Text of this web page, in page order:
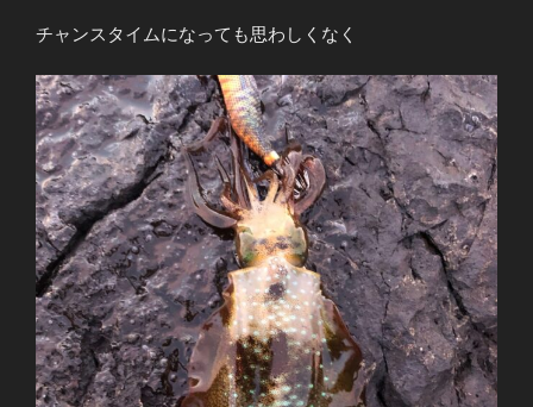
チャンスタイムになっても思わしくなく